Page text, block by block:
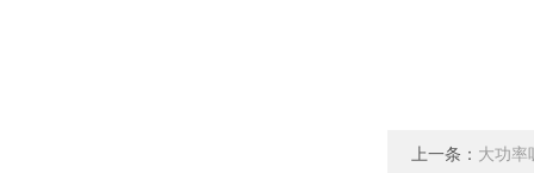
上一条： 大功率